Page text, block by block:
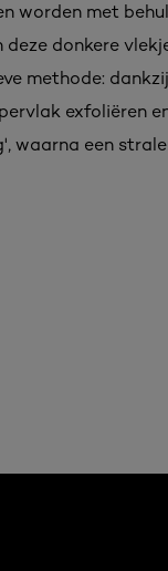
worden met
deze donkere
methode:
exfoliëren
waarna een